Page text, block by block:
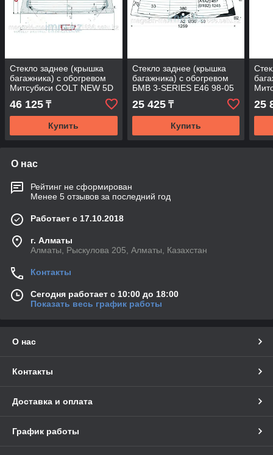
Стекло заднее (крышка
багажника) с обогревом
Митсубиси COLT NEW 5D
HB 02-04
46 125 ₸
Купить
Стекло заднее (крышка
багажника) с обогревом
БМВ 3-SERIES E46 98-05
25 425₸
Купить
25
О нас
Рейтинг не сформирован
Менее 5 отзывов за последний год
Работает с 17.10.2018
г. Алматы
Алматы, Рыскулова 205, Алматы, Казахстан
Контакты
Сегодня работает с 10:00 до 18:00
Показать весь график работы
О нас
Контакты
Доставка и оплата
График работы